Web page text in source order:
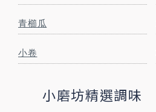
青櫛瓜
小卷
小磨坊精選調味
小磨坊勁辣十三香
STEP BY STEP